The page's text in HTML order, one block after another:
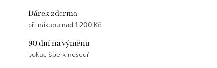
Dárek zdarma
při nákupu nad 1 200 Kč
90 dní na výměnu
pokud šperk nesedí